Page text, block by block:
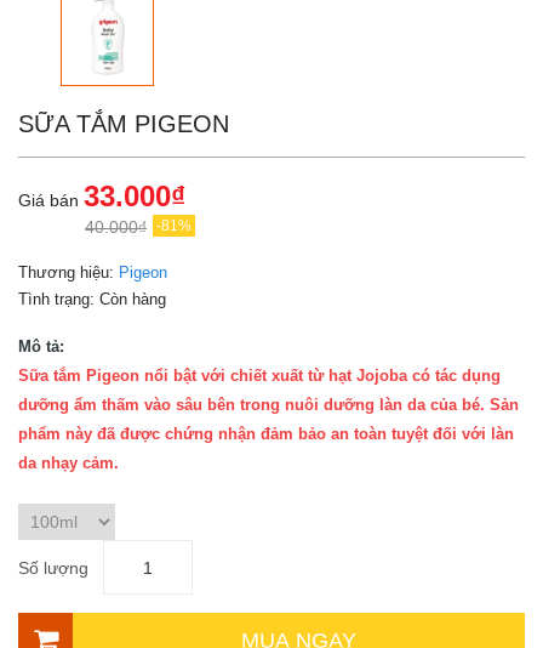
SỮA TẮM PIGEON
Giá bán 33.000₫
40.000₫ -81%
Thương hiệu: Pigeon
Tình trạng: Còn hàng
Mô tả:
Sữa tắm Pigeon nổi bật với chiết xuất từ hạt Jojoba có tác dụng
dưỡng ẩm thấm vào sâu bên trong nuôi dưỡng làn da của bé. Sản
phẩm này đã được chứng nhận đảm bảo an toàn tuyệt đối với làn
da nhạy cảm.
Số lượng
MUA NGAY